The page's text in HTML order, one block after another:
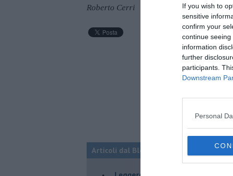
If you wish to
sensitive
confirm your
continue
information
further
participants.
Downstream
Personal
Roberto Cerri
Articoli dal Blog “Leggere” di Roberto